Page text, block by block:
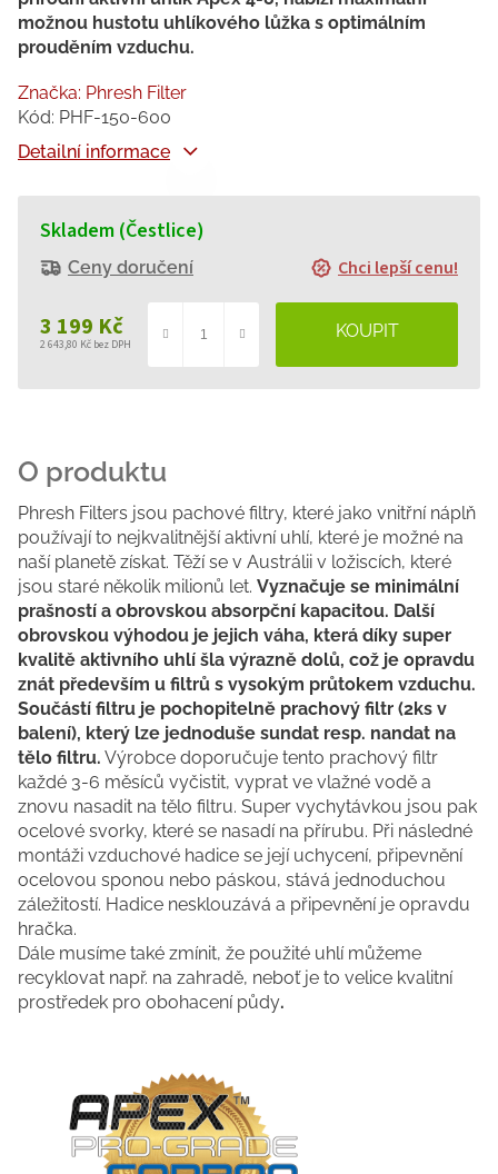
3 199 Kč
2 643,80 Kč bez DPH
cena:
Skladem (Čestlice)
Ceny doručení Chci lepší cenu!
možnou hustotu uhlíkového lůžka s optimálním
prouděním vzduchu.
Detailní informace
Značka: Phresh Filter
Kód: PHF-150-600
Phresh Filters jsou pachové filtry, které jako vnitřní náplň
používají to nejkvalitnější aktivní uhlí, které je možné na
naší planetě získat. Těží se v Austrálii v ložiscích, které
jsou staré několik milionů let. Vyznačuje se minimální
prašností a obrovskou absorpční kapacitou. Další
obrovskou výhodou je jejich váha, která díky super
kvalitě aktivního uhlí šla výrazně dolů, což je opravdu
znát především u filtrů s vysokým průtokem vzduchu.
Součástí filtru je pochopitelně prachový filtr (2ks v
balení), který lze jednoduše sundat resp. nandat na
tělo filtru. Výrobce doporučuje tento prachový filtr
každé 3-6 měsíců vyčistit, vyprat ve vlažné vodě a
znovu nasadit na tělo filtru. Super vychytávkou jsou pak
ocelové svorky, které se nasadí na přírubu. Při následné
montáži vzduchové hadice se její uchycení, připevnění
ocelovou sponou nebo páskou, stává jednoduchou
záležitostí. Hadice nesklouzává a připevnění je opravdu
hračka.
Dále musíme také zmínit, že použité uhlí můžeme
recyklovat např. na zahradě, neboť je to velice kvalitní
prostředek pro obohacení půdy.